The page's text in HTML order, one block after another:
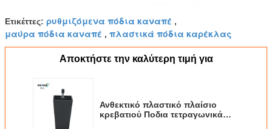
Ετικέττες: ρυθμιζόμενα πόδια καναπέ ,
μαύρα πόδια καναπέ , πλαστικά πόδια καρέκλας
Αποκτήστε την καλύτερη τιμή για
Ανθεκτικό πλαστικό πλαίσιο
κρεβατιού Ποδια τετραγωνικά